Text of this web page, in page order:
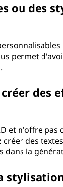
ou des
permet
des
et n'offre
des
la